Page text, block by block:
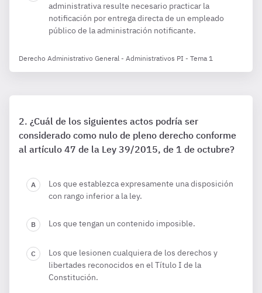
administrativa resulte necesario practicar la
notificación por entrega directa de un empleado
público de la administración notificante.
Derecho Administrativo General - Administrativos PI - Tema 1
¿Cuál de los siguientes actos podría ser
considerado como nulo de pleno derecho conforme
al artículo 47 de la Ley 39/2015, de 1 de octubre?
Los que establezca expresamente una disposición
con rango inferior a la ley.
Los que tengan un contenido imposible.
Los que lesionen cualquiera de los derechos y
libertades reconocidos en el Título I de la
Constitución.